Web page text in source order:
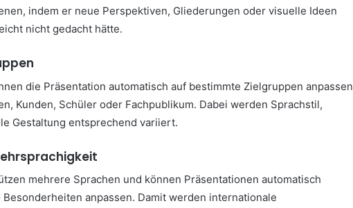
indem er neue Perspektiven, Gliederungen oder visuelle Ideen
nicht gedacht hätte.
die Präsentation automatisch auf bestimmte Zielgruppen anpassen
Kunden, Schüler oder Fachpublikum. Dabei werden Sprachstil,
Gestaltung entsprechend variiert.
mehrere Sprachen und können Präsentationen automatisch
anpassen. Damit werden internationale